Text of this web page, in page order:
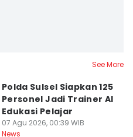
See More
Polda Sulsel Siapkan 125
Personel Jadi Trainer AI
Edukasi Pelajar
07 Agu 2026, 00:39 WIB
News